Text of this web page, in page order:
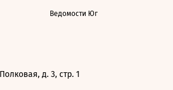
Ведомости Юг
д. 3, стр. 1